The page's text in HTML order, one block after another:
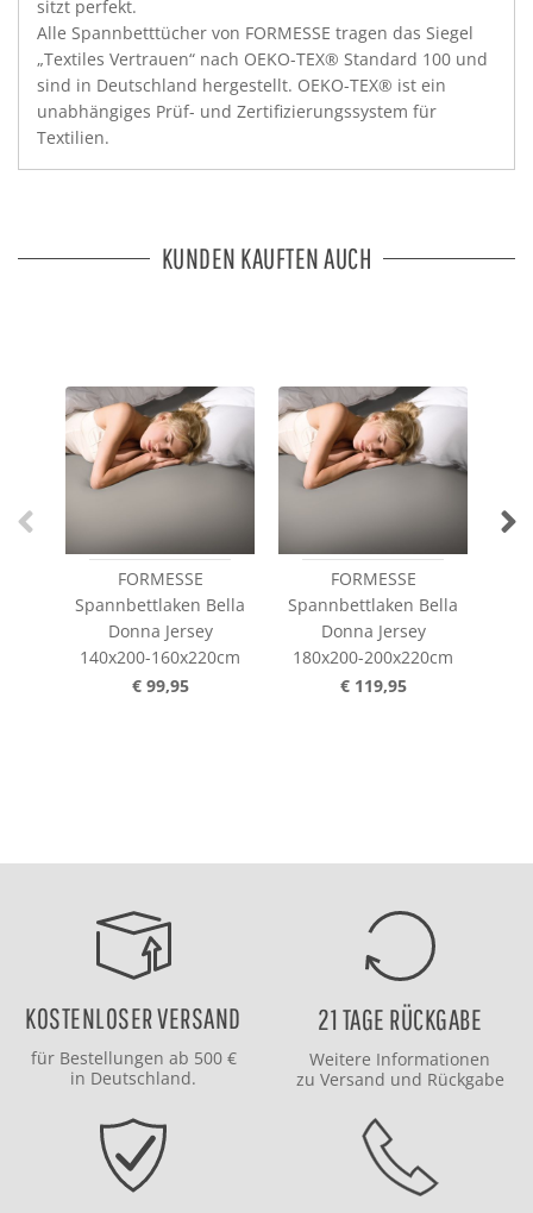
sitzt perfekt.
Alle Spannbetttücher von FORMESSE tragen das Siegel
„Textiles Vertrauen“ nach OEKO-TEX® Standard 100 und
sind in Deutschland hergestellt. OEKO-TEX® ist ein
unabhängiges Prüf- und Zertifizierungssystem für
Textilien.
KUNDEN KAUFTEN AUCH
FORMESSE
Spannbettlaken Bella
Donna Jersey
140x200-160x220cm
€ 99,95
FORMESSE
Spannbettlaken Bella
Donna Jersey
180x200-200x220cm
€ 119,95
KOSTENLOSER VERSAND
für Bestellungen ab 500 €
in Deutschland.
21 TAGE RÜCKGABE
Weitere Informationen
zu Versand und Rückgabe